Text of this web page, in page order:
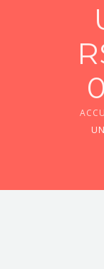
LES JOURNÉES
ACTUS &